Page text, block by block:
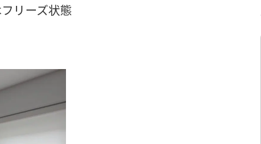
リーズ状態